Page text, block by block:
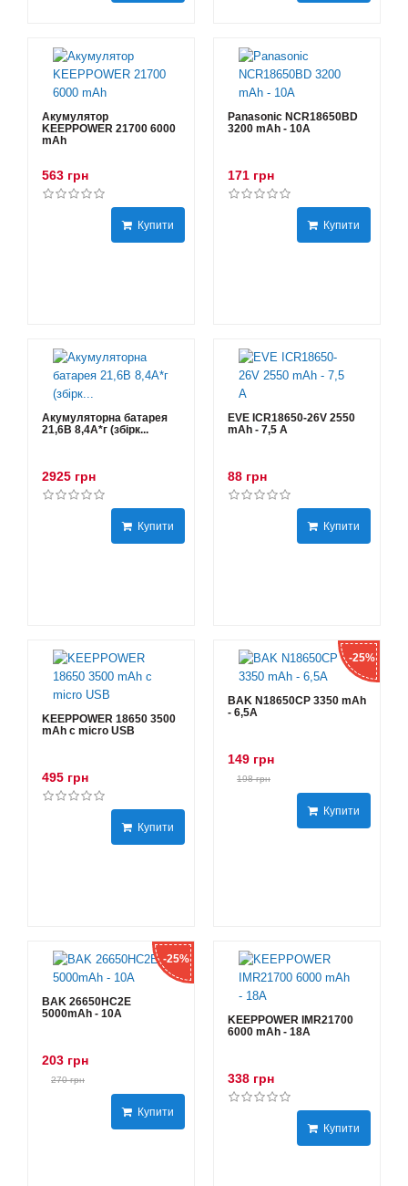
Акумулятор
KEEPPOWER 21700 6000
mAh
563 грн
Купити
Panasonic NCR18650BD
3200 mAh - 10А
171 грн
Купити
Акумуляторна батарея
21,6В 8,4A*г (збірк...
2925 грн
Купити
EVE ICR18650-26V 2550
mAh - 7,5 А
88 грн
Купити
KEEPPOWER 18650 3500
mAh с micro USB
495 грн
Купити
-25%
BAK N18650CP 3350 mAh
- 6,5А
149 грн
198 грн
Купити
-25%
BAK 26650HC2E
5000mAh - 10А
203 грн
270 грн
Купити
KEEPPOWER IMR21700
6000 mAh - 18А
338 грн
Купити